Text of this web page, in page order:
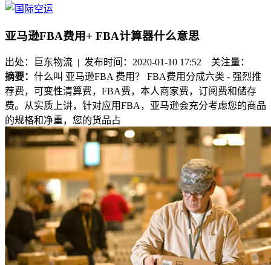
亚马逊FBA费用+ FBA计算器什么意思
出处：巨东物流 | 发布时间：2020-01-10 17:52 关注量：
摘要： 什么叫 亚马逊FBA 费用？ FBA费用分成六类 - 强烈推
荐费，可变性清算费，FBA费，本人商家费，订阅费和储存
费。从实质上讲，针对应用FBA，亚马逊会充分考虑您的商品
的规格和净重，您的货品占